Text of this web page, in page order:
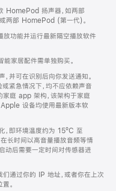
HomePod 扬声器，如两部
两部 HomePod (第一代)。
功能并运行最新隔空播放软件
家居配件需单独购买。
并可在识别后向你发送通知。
紧急情况下，均不应依赖声音
家庭 app 架构，该架构于家庭
设备均使用最新版本软
，即环境温度约为 15ºC 至
长时间以高音量播放音频等情
动后需要一定时间对传感器进
们通过你的 IP 地址，或者你在上次
。